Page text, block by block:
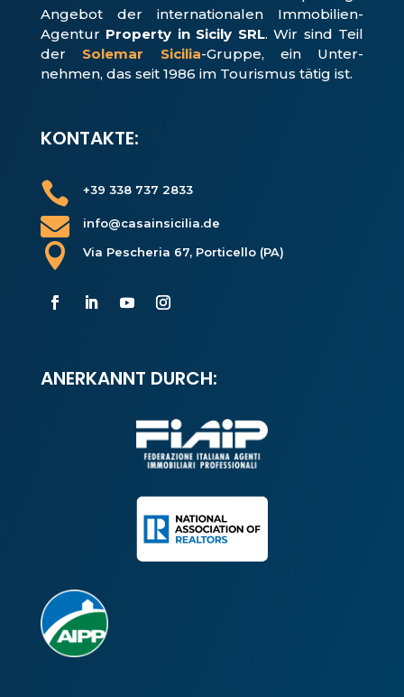
Angebot der internationalen Immobilien-
Agentur Property in Sicily SRL. Wir sind Teil
der Solemar Sicilia-Gruppe, ein Unter­
nehmen, das seit 1986 im Tourismus tätig ist.
KONTAKTE:
 +39 338 737 2833
 info@casainsicilia.de
 Via Pescheria 67, Porticello (PA)
ANERKANNT DURCH: